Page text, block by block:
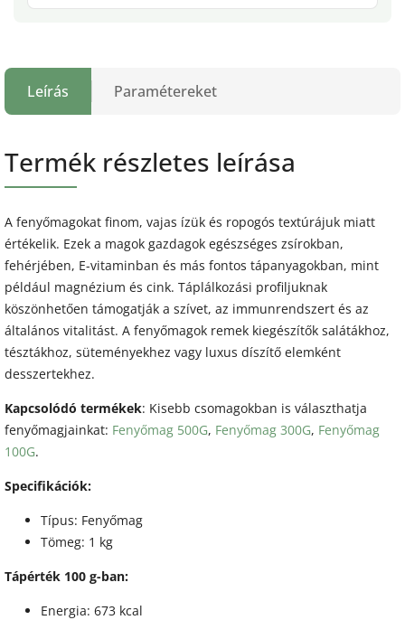
Leírás Paramétereket
Termék részletes leírása
A fenyőmagokat finom, vajas ízük és ropogós textúrájuk miatt
értékelik. Ezek a magok gazdagok egészséges zsírokban,
fehérjében, E-vitaminban és más fontos tápanyagokban, mint
például magnézium és cink. Táplálkozási profiljuknak
köszönhetően támogatják a szívet, az immunrendszert és az
általános vitalitást. A fenyőmagok remek kiegészítők salátákhoz,
tésztákhoz, süteményekhez vagy luxus díszítő elemként
desszertekhez.
Kapcsolódó termékek: Kisebb csomagokban is választhatja
fenyőmagjainkat: Fenyőmag 500G, Fenyőmag 300G, Fenyőmag
100G.
Specifikációk:
Típus: Fenyőmag
Tömeg: 1 kg
Tápérték 100 g-ban:
Energia: 673 kcal